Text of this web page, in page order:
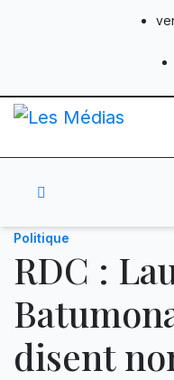
Politique
RDC :
disent